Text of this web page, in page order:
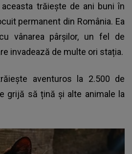
trăiește de ani buni în
permanent din România. Ea
vânarea pârșilor, un fel de
invadează de multe ori stația.
aventuros la 2.500 de
grijă să țină și alte animale la